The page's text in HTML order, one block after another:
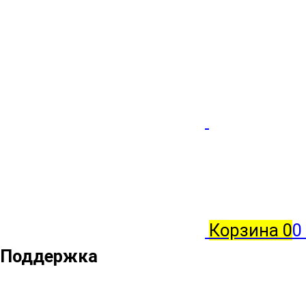
Корзина 0
Поддержка